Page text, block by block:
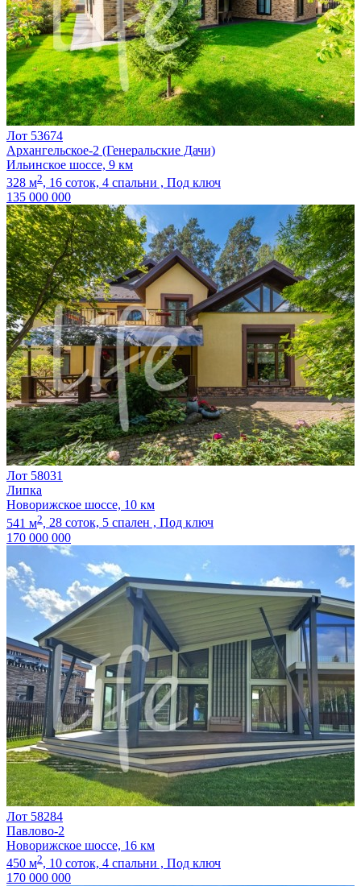
Лот 53674
Архангельское-2 (Генеральские Дачи)
Ильинское шоссе, 9 км
328 м2, 16 соток, 4 спальни , Под ключ
135 000 000
Лот 58031
Липка
Новорижское шоссе, 10 км
541 м2, 28 соток, 5 спален , Под ключ
170 000 000
Лот 58284
Павлово-2
Новорижское шоссе, 16 км
450 м2, 10 соток, 4 спальни , Под ключ
170 000 000